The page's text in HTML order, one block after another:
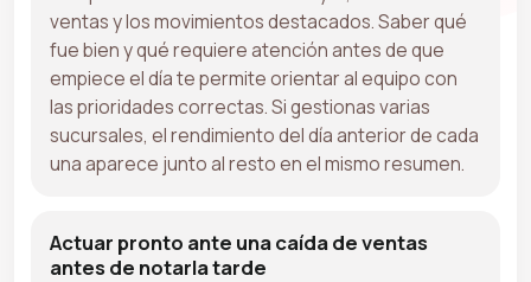
ventas y los movimientos destacados. Saber qué
fue bien y qué requiere atención antes de que
empiece el día te permite orientar al equipo con
las prioridades correctas. Si gestionas varias
sucursales, el rendimiento del día anterior de cada
una aparece junto al resto en el mismo resumen.
Actuar pronto ante una caída de ventas
antes de notarla tarde